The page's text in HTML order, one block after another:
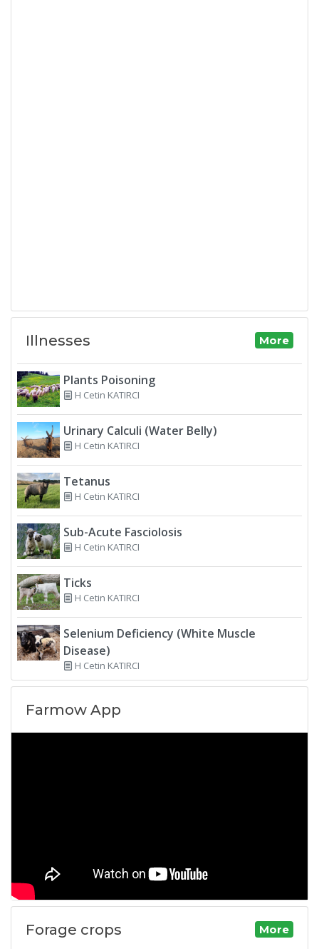
Illnesses More
Plants Poisoning
H Cetin KATIRCI
Urinary Calculi (Water Belly)
H Cetin KATIRCI
Tetanus
H Cetin KATIRCI
Sub-Acute Fasciolosis
H Cetin KATIRCI
Ticks
H Cetin KATIRCI
Selenium Deficiency (White Muscle
Disease)
H Cetin KATIRCI
Farmow App
Forage crops More